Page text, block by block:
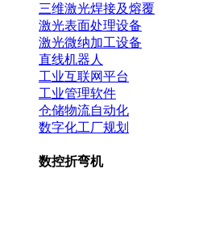
三维激光焊接及熔覆
激光表面处理设备
激光微纳加工设备
直线机器人
工业互联网平台
工业管理软件
仓储物流自动化
数字化工厂规划
数控折弯机